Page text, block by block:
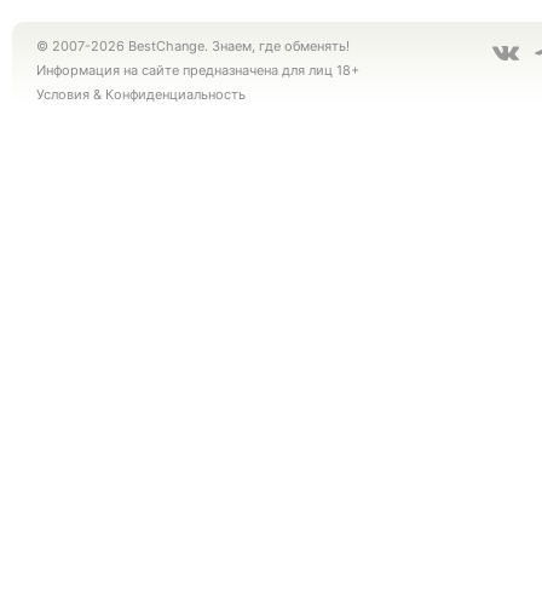
© 2007-2026 BestChange. Знаем, где обменять!
Информация на сайте предназначена для лиц 18+
Условия & Конфиденциальность